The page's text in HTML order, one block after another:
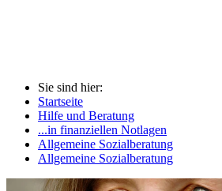
Sie sind hier:
Startseite
Hilfe und Beratung
...in finanziellen Notlagen
Allgemeine Sozialberatung
Allgemeine Sozialberatung